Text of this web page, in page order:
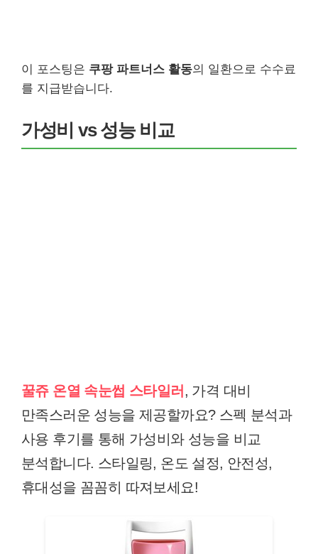
이 포스팅은 쿠팡 파트너스 활동의 일환으로 수수료
를 지급받습니다.
가성비 vs 성능 비교
꿀쥬 온열 속눈썹 스타일러 , 가격 대비
만족스러운 성능을 제공할까요? 스펙 분석과
사용 후기를 통해 가성비와 성능을 비교
분석합니다. 스타일링, 온도 설정, 안전성,
휴대성을 꼼꼼히 따져보세요!